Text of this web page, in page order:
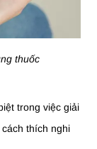
thuốc
trong việc giải
thích nghi